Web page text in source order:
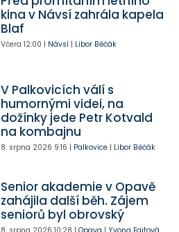
kina v Návsí zahrála kapela
Blaf
Včera 12:00 | Návsí| Libor Běčák
V Palkovicích válí s
humornými videi, na
dožínky jede Petr Kotvald
na kombajnu
8. srpna 2026 9:16 | Palkovice| Libor Běčák
Senior akademie v Opavě
zahájila další běh. Zájem
seniorů byl obrovský